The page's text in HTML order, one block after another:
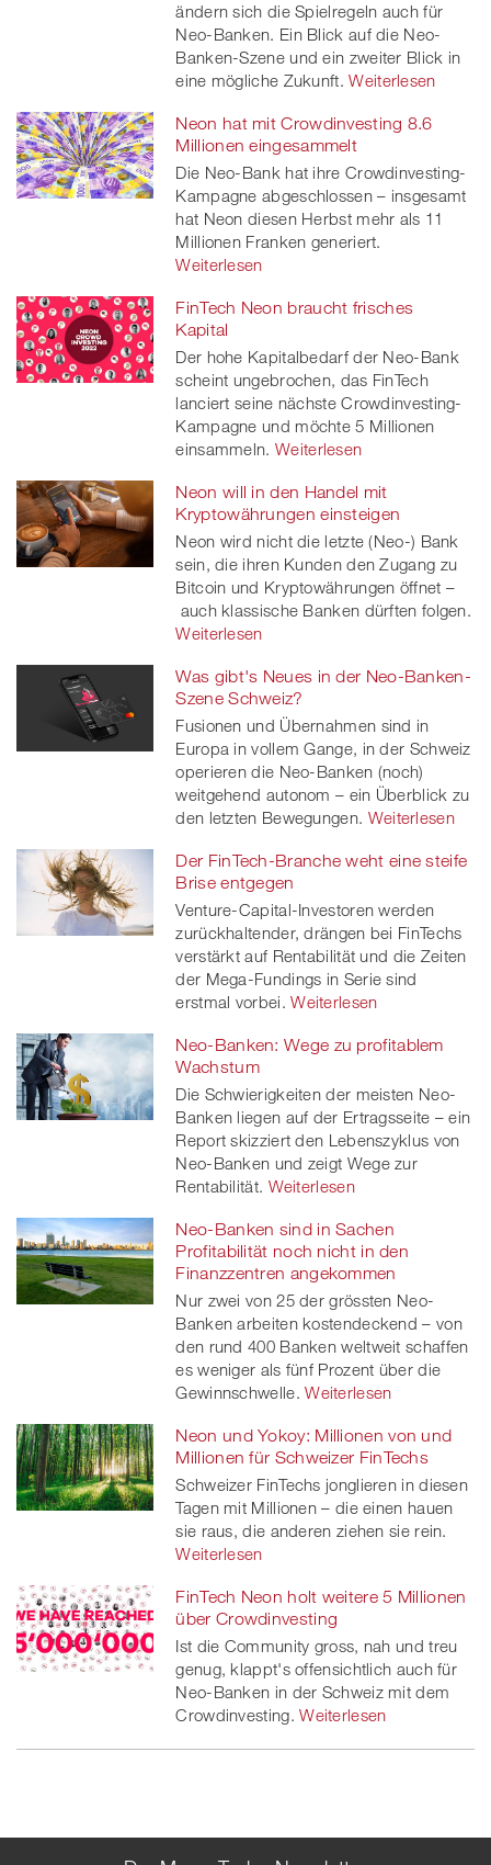
ändern sich die Spielregeln auch für
Neo-Banken. Ein Blick auf die Neo-
Banken-Szene und ein zweiter Blick in
eine mögliche Zukunft. Weiterlesen
Neon hat mit Crowdinvesting 8.6
Millionen eingesammelt
Die Neo-Bank hat ihre Crowdinvesting-
Kampagne abgeschlossen – insgesamt
hat Neon diesen Herbst mehr als 11
Millionen Franken generiert.
Weiterlesen
FinTech Neon braucht frisches
Kapital
Der hohe Kapitalbedarf der Neo-Bank
scheint ungebrochen, das FinTech
lanciert seine nächste Crowdinvesting-
Kampagne und möchte 5 Millionen
einsammeln. Weiterlesen
Neon will in den Handel mit
Kryptowährungen einsteigen
Neon wird nicht die letzte (Neo-) Bank
sein, die ihren Kunden den Zugang zu
Bitcoin und Kryptowährungen öffnet –
auch klassische Banken dürften folgen.
Weiterlesen
Was gibt's Neues in der Neo-Banken-
Szene Schweiz?
Fusionen und Übernahmen sind in
Europa in vollem Gange, in der Schweiz
operieren die Neo-Banken (noch)
weitgehend autonom – ein Überblick zu
den letzten Bewegungen. Weiterlesen
Der FinTech-Branche weht eine steife
Brise entgegen
Venture-Capital-Investoren werden
zurückhaltender, drängen bei FinTechs
verstärkt auf Rentabilität und die Zeiten
der Mega-Fundings in Serie sind
erstmal vorbei. Weiterlesen
Neo-Banken: Wege zu profitablem
Wachstum
Die Schwierigkeiten der meisten Neo-
Banken liegen auf der Ertragsseite – ein
Report skizziert den Lebenszyklus von
Neo-Banken und zeigt Wege zur
Rentabilität. Weiterlesen
Neo-Banken sind in Sachen
Profitabilität noch nicht in den
Finanzzentren angekommen
Nur zwei von 25 der grössten Neo-
Banken arbeiten kostendeckend – von
den rund 400 Banken weltweit schaffen
es weniger als fünf Prozent über die
Gewinnschwelle. Weiterlesen
Neon und Yokoy: Millionen von und
Millionen für Schweizer FinTechs
Schweizer FinTechs jonglieren in diesen
Tagen mit Millionen – die einen hauen
sie raus, die anderen ziehen sie rein.
Weiterlesen
FinTech Neon holt weitere 5 Millionen
über Crowdinvesting
Ist die Community gross, nah und treu
genug, klappt's offensichtlich auch für
Neo-Banken in der Schweiz mit dem
Crowdinvesting. Weiterlesen